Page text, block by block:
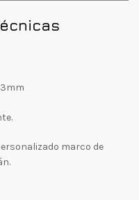
marco de